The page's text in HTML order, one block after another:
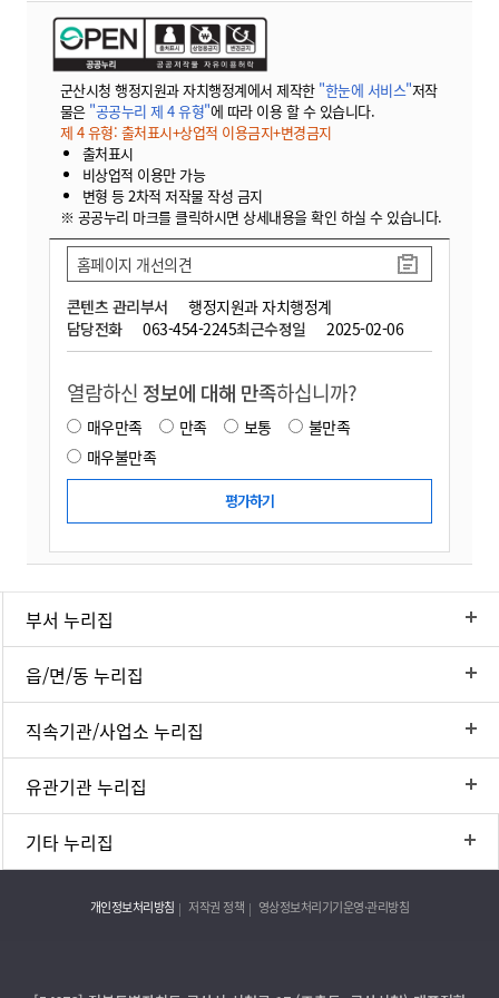
군산시청 행정지원과 자치행정계에서 제작한 "한눈에 서비스"저작
물은 "공공누리 제 4 유형"에 따라 이용 할 수 있습니다.
제 4 유형: 출처표시+상업적 이용금지+변경금지
출처표시
비상업적 이용만 가능
변형 등 2차적 저작물 작성 금지
※ 공공누리 마크를 클릭하시면 상세내용을 확인 하실 수 있습니다.
콘텐츠 관리부서
행정지원과 자치행정계
담당전화
063-454-2245최근수정일 2025-02-06
홈페이지 개선의견
열람하신 정보에 대해 만족하십니까?
매우만족 만족 보통
불만족
매우불만족
부서 누리집
읍/면/동 누리집
직속기관/사업소 누리집
유관기관 누리집
기타 누리집
개인정보처리방침 저작권 정책 영상정보처리기기운영·관리방침